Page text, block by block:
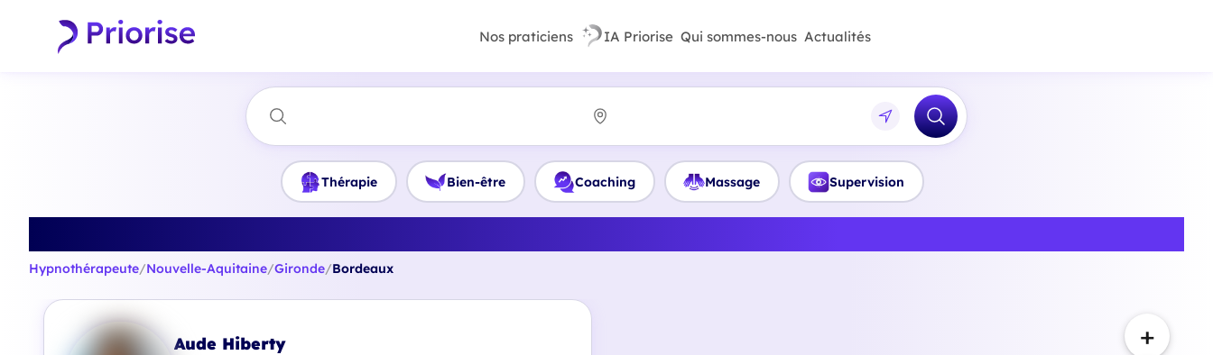
Nos praticiens IA Priorise Qui sommes-nous Actualités
Thérapie Bien-être Coaching Massage Supervision
Hypnothérapeute/Nouvelle-Aquitaine/Gironde/Bordeaux
Aude Hiberty
+